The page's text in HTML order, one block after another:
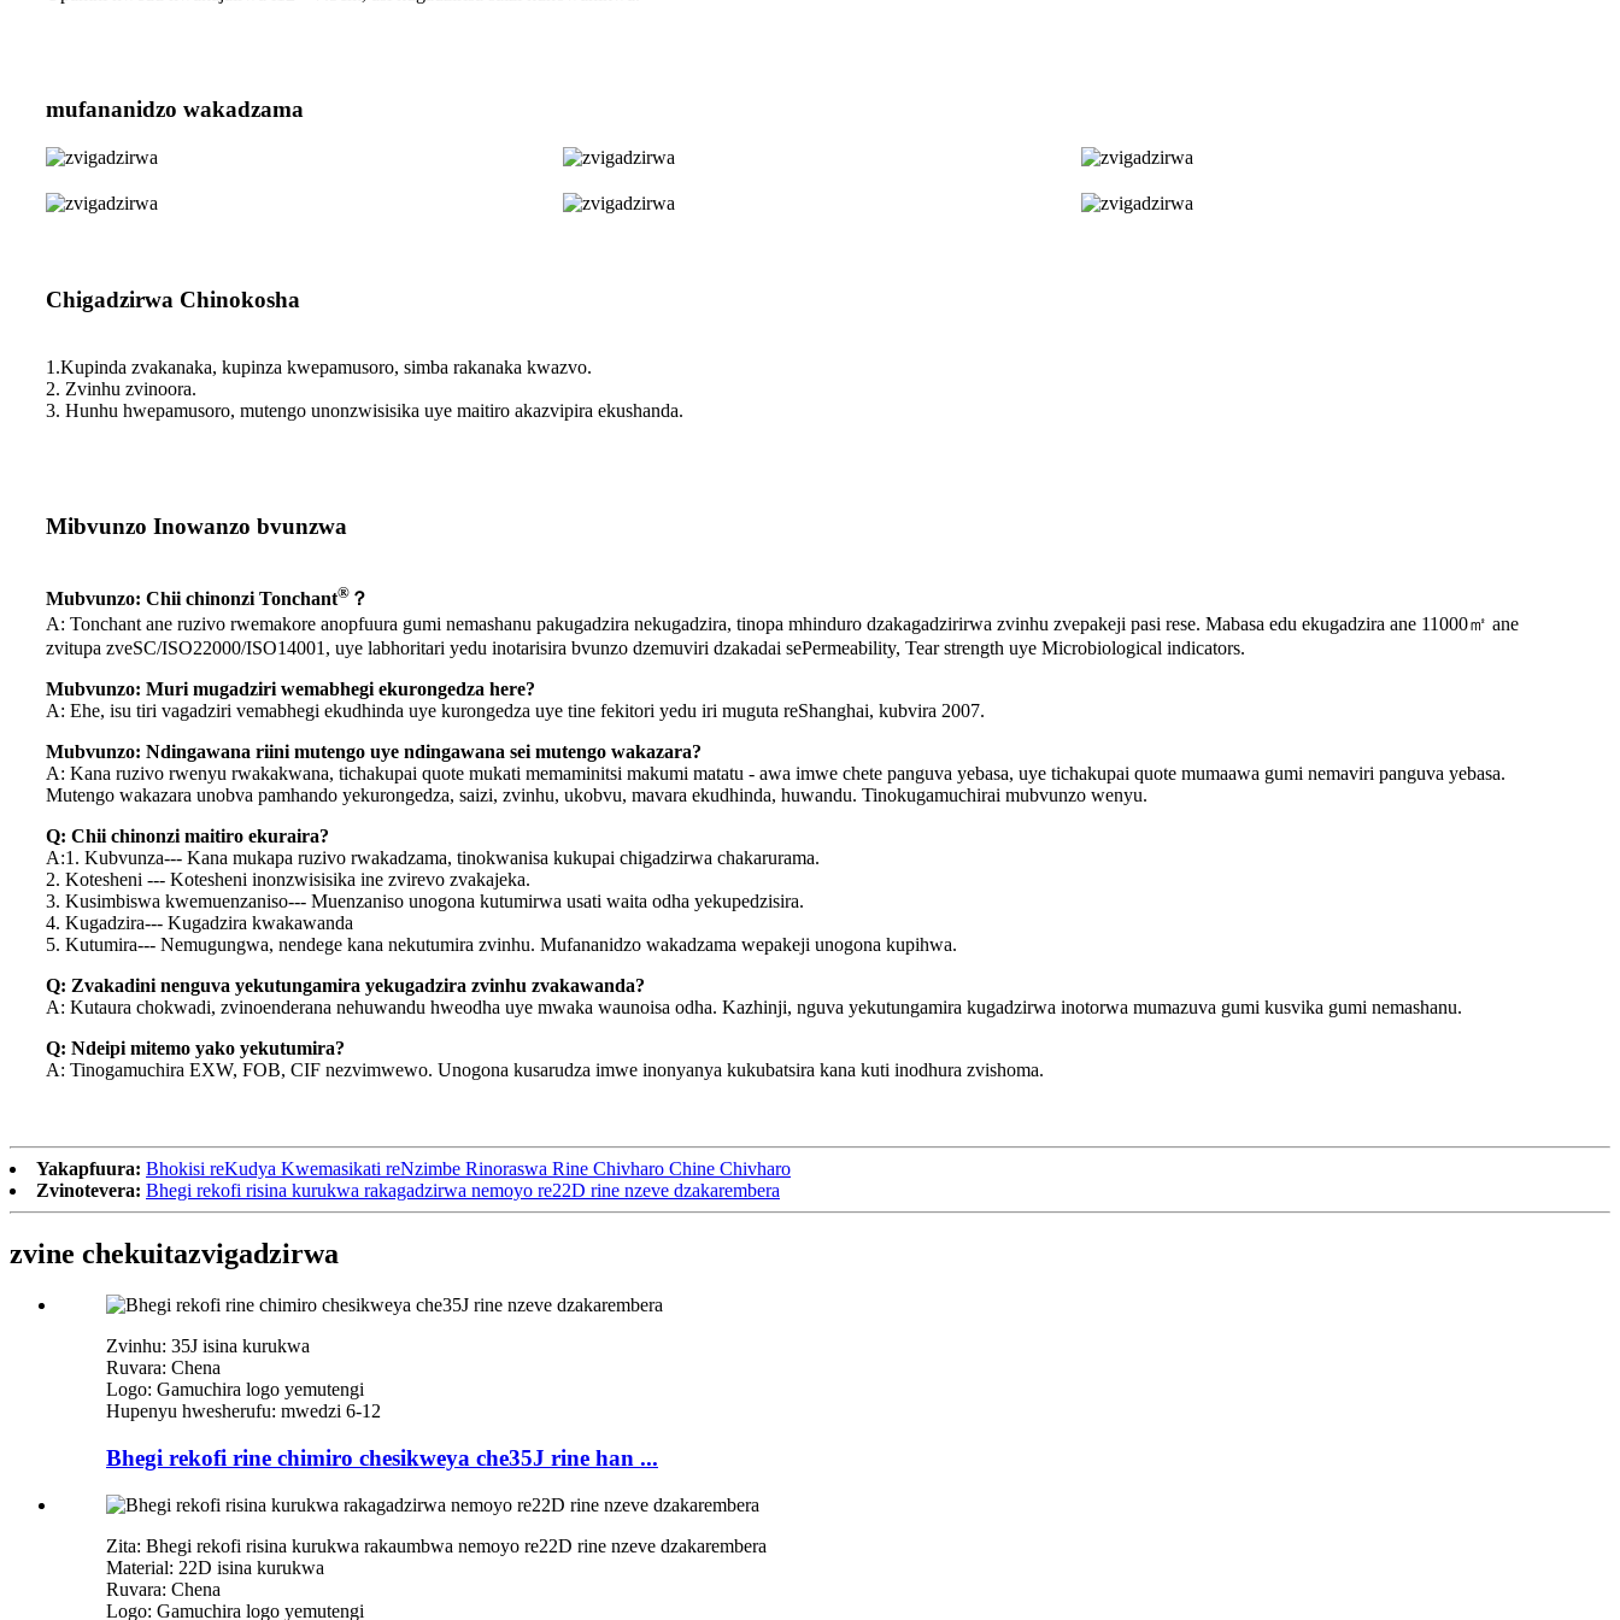
mufananidzo wakadzama
Chigadzirwa Chinokosha
1.Kupinda zvakanaka, kupinza kwepamusoro, simba rakanaka kwazvo.
2. Zvinhu zvinoora.
3. Hunhu hwepamusoro, mutengo unonzwisisika uye maitiro akazvipira ekushanda.
Mibvunzo Inowanzo bvunzwa
Mubvunzo: Chii chinonzi Tonchant® ？
A: Tonchant ane ruzivo rwemakore anopfuura gumi nemashanu pakugadzira nekugadzira, tinopa mhinduro dzakagadzirirwa zvinhu zvepakeji pasi rese. Mabasa edu ekugadzira ane 11000㎡ ane
zvitupa zveSC/ISO22000/ISO14001, uye labhoritari yedu inotarisira bvunzo dzemuviri dzakadai sePermeability, Tear strength uye Microbiological indicators.
Mubvunzo: Muri mugadziri wemabhegi ekurongedza here?
A: Ehe, isu tiri vagadziri vemabhegi ekudhinda uye kurongedza uye tine fekitori yedu iri muguta reShanghai, kubvira 2007.
Mubvunzo: Ndingawana riini mutengo uye ndingawana sei mutengo wakazara?
A: Kana ruzivo rwenyu rwakakwana, tichakupai quote mukati memaminitsi makumi matatu - awa imwe chete panguva yebasa, uye tichakupai quote mumaawa gumi nemaviri panguva yebasa.
Mutengo wakazara unobva pamhando yekurongedza, saizi, zvinhu, ukobvu, mavara ekudhinda, huwandu. Tinokugamuchirai mubvunzo wenyu.
Q: Chii chinonzi maitiro ekuraira?
A:1. Kubvunza--- Kana mukapa ruzivo rwakadzama, tinokwanisa kukupai chigadzirwa chakarurama.
2. Kotesheni --- Kotesheni inonzwisisika ine zvirevo zvakajeka.
3. Kusimbiswa kwemuenzaniso--- Muenzaniso unogona kutumirwa usati waita odha yekupedzisira.
4. Kugadzira--- Kugadzira kwakawanda
5. Kutumira--- Nemugungwa, nendege kana nekutumira zvinhu. Mufananidzo wakadzama wepakeji unogona kupihwa.
Q: Zvakadini nenguva yekutungamira yekugadzira zvinhu zvakawanda?
A: Kutaura chokwadi, zvinoenderana nehuwandu hweodha uye mwaka waunoisa odha. Kazhinji, nguva yekutungamira kugadzirwa inotorwa mumazuva gumi kusvika gumi nemashanu.
Q: Ndeipi mitemo yako yekutumira?
A: Tinogamuchira EXW, FOB, CIF nezvimwewo. Unogona kusarudza imwe inonyanya kukubatsira kana kuti inodhura zvishoma.
Yakapfuura: Bhokisi reKudya Kwemasikati reNzimbe Rinoraswa Rine Chivharo Chine Chivharo
Zvinotevera: Bhegi rekofi risina kurukwa rakagadzirwa nemoyo re22D rine nzeve dzakarembera
zvine chekuitazvigadzirwa
Zvinhu: 35J isina kurukwa
Ruvara: Chena
Logo: Gamuchira logo yemutengi
Hupenyu hwesherufu: mwedzi 6-12
Bhegi rekofi rine chimiro chesikweya che35J rine han ...
Zita: Bhegi rekofi risina kurukwa rakaumbwa nemoyo re22D rine nzeve dzakarembera
Material: 22D isina kurukwa
Ruvara: Chena
Logo: Gamuchira logo yemutengi